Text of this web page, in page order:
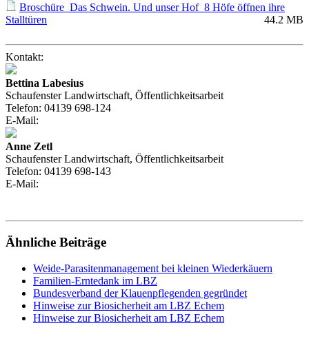
Broschüre_Das Schwein. Und unser Hof_8 Höfe öffnen ihre
Stalltüren
44.2 MB
Kontakt:
Bettina Labesius
Schaufenster Landwirtschaft, Öffentlichkeitsarbeit
Telefon: 04139 698-124
E-Mail:
Anne Zetl
Schaufenster Landwirtschaft, Öffentlichkeitsarbeit
Telefon: 04139 698-143
E-Mail:
Ähnliche Beiträge
Weide-Parasitenmanagement bei kleinen Wiederkäuern
Familien-Erntedank im LBZ
Bundesverband der Klauenpflegenden gegründet
Hinweise zur Biosicherheit am LBZ Echem
Hinweise zur Biosicherheit am LBZ Echem